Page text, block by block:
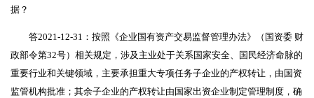
据？
答2021-12-31：按照《企业国有资产交易监督管理办法》（国资委 财
政部令第32号）相关规定，涉及主业处于关系国家安全、国民经济命脉的
重要行业和关键领域，主要承担重大专项任务子企业的产权转让，由国资
监管机构批准；其余子企业的产权转让由国家出资企业制定管理制度，确